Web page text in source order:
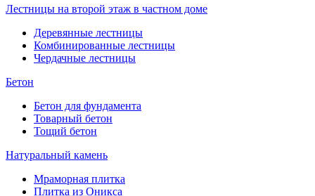
Лестницы на второй этаж в частном доме
Деревянные лестницы
Комбинированные лестницы
Чердачные лестницы
Бетон
Бетон для фундамента
Товарный бетон
Тощий бетон
Натуральный камень
Мраморная плитка
Плитка из Оникса